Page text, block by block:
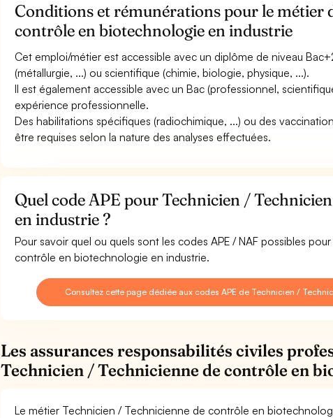
Conditions et rémunérations pour le métier
contrôle en biotechnologie en industrie
Cet emploi/métier est accessible avec un diplôme de niveau
(métallurgie, ...) ou scientifique (chimie, biologie, physique, ...).
Il est également accessible avec un Bac (professionnel,
expérience professionnelle.
Des habilitations spécifiques (radiochimique, ...) ou des
être requises selon la nature des analyses effectuées.
Quel code APE pour Technicien /
en industrie ?
Pour savoir quel ou quels sont les codes APE / NAF possibles
contrôle en biotechnologie en industrie.
Consultez cette page dédiée aux codes APE de Technicien /
Les assurances responsabilités civiles
Technicien / Technicienne de contrôle en
Le métier Technicien / Technicienne de contrôle en